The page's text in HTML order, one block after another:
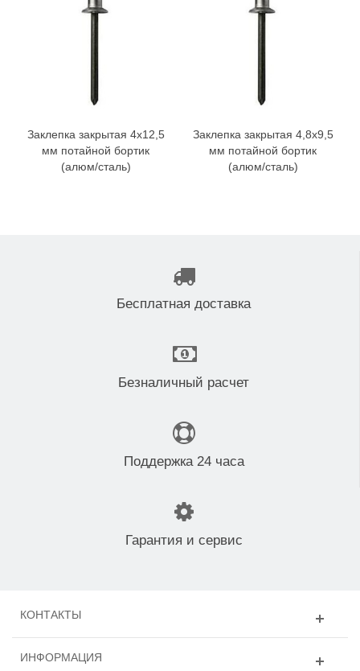
Заклепка закрытая 4x12,5
мм потайной бортик
(алюм/сталь)
Заклепка закрытая 4,8x9,5
мм потайной бортик
(алюм/сталь)
Бесплатная доставка
Безналичный расчет
Поддержка 24 часа
Гарантия и сервис
КОНТАКТЫ
ИНФОРМАЦИЯ